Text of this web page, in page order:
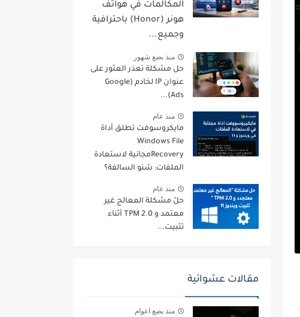
المكالمات في هواتف
هونر (Honor) باحترافية
وجميع...
منذ بضع شهور
حل مشكلة تعذر العثور على
عنوان IP لخادم (Google
Ads)...
منذ عام
مايكروسوفت تطلق أداة
Windows File
Recoveryمجانية لاستعادة
الملفات: شنو السالفة؟
منذ عام
حلّ مشكلة المعالج غير
معتمد و TPM 2.0 أثناء
تثبيت...
مقالات عشوائية
منذ بضع اعوام